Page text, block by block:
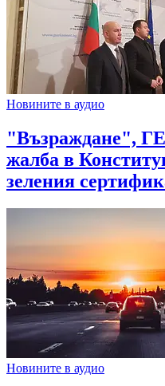
Новините в аудио
"Възраждане",
жалба в
зеления
Новините в аудио